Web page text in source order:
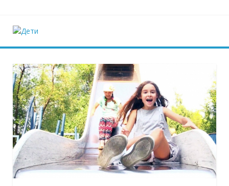
Дети